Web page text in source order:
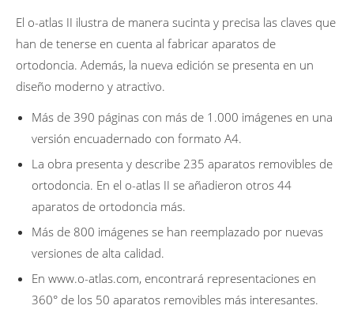
El o-atlas II ilustra de manera sucinta y precisa las claves que
han de tenerse en cuenta al fabricar aparatos de
ortodoncia. Además, la nueva edición se presenta en un
diseño moderno y atractivo.
Más de 390 páginas con más de 1.000 imágenes en una
versión encuadernado con formato A4.
La obra presenta y describe 235 aparatos removibles de
ortodoncia. En el o-atlas II se añadieron otros 44
aparatos de ortodoncia más.
Más de 800 imágenes se han reemplazado por nuevas
versiones de alta calidad.
En www.o-atlas.com, encontrará representaciones en
360° de los 50 aparatos removibles más interesantes.